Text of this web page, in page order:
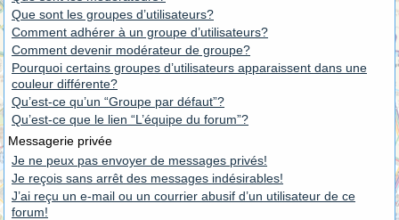
Que sont les groupes d’utilisateurs?
Comment adhérer à un groupe d’utilisateurs?
Comment devenir modérateur de groupe?
Pourquoi certains groupes d’utilisateurs apparaissent dans une
couleur différente?
Qu’est-ce qu’un “Groupe par défaut”?
Qu’est-ce que le lien “L’équipe du forum”?
Messagerie privée
Je ne peux pas envoyer de messages privés!
Je reçois sans arrêt des messages indésirables!
J’ai reçu un e-mail ou un courrier abusif d’un utilisateur de ce
forum!